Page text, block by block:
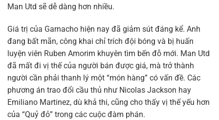
Man Utd sẽ dễ dàng hơn nhiều.
Giá trị của Garnacho hiện nay đã giảm sút đáng kể. Anh
đang bất mãn, công khai chỉ trích đội bóng và bị huấn
luyện viên Ruben Amorim khuyên tìm bến đỗ mới. Man Utd
đã mất đi vị thế của người bán được giá, mà trở thành
người cần phải thanh lý một “món hàng” có vấn đề. Các
phương án trao đổi cầu thủ như Nicolas Jackson hay
Emiliano Martinez, dù khả thi, cũng cho thấy vị thế yếu hơn
của “Quỷ đỏ” trong các cuộc đàm phán.